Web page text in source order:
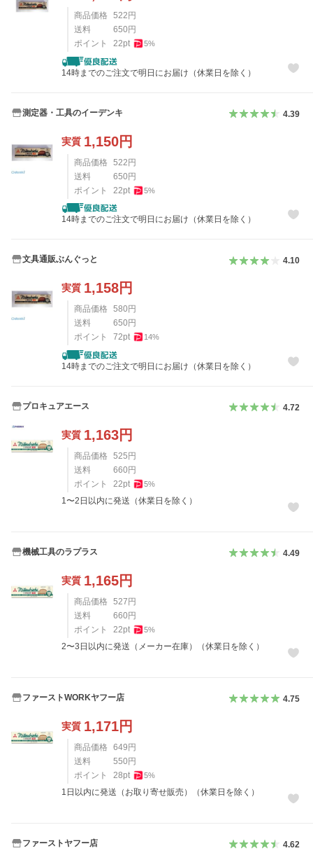
商品価格 522 円
送料
650 円
ポイント
22pt 5%
14時までのご注文で明日にお届け（休業日を除く）
測定器・工具のイーデンキ 4.39
実質 1,150円
商品価格 522円
送料
650円
ポイント
22pt 5%
14時までのご注文で明日にお届け（休業日を除く）
文具通販ぶんぐっと 4.10
実質 1,158円
商品価格 580 円
送料
650 円
ポイント
72pt 14%
14時までのご注文で明日にお届け（休業日を除く）
プロキュアエース 4.72
実質 1,163円
商品価格 525円
送料
660円
ポイント
22pt 5%
1〜2日以内に発送（休業日を除く）
機械工具のラプラス 4.49
実質 1,165円
商品価格 527円
送料
660円
ポイント
22pt 5%
2〜3日以内に発送（メーカー在庫）（休業日を除く）
ファーストWORKヤフー店 4.75
実質 1,171円
商品価格 649円
送料
550円
ポイント
28pt 5%
1日以内に発送（お取り寄せ販売）（休業日を除く）
ファーストヤフー店 4.62